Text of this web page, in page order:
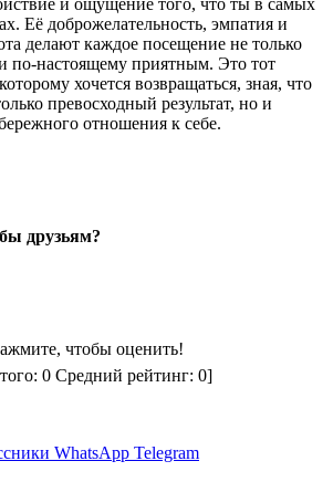
Её доброжелательность, эмпатия и
делают каждое посещение не только
по-настоящему приятным. Это тот
хочется возвращаться, зная, что
превосходный результат, но и
отношения к себе.
друзьям?
чтобы оценить!
0Средний рейтинг: 0]
WhatsApp Telegram